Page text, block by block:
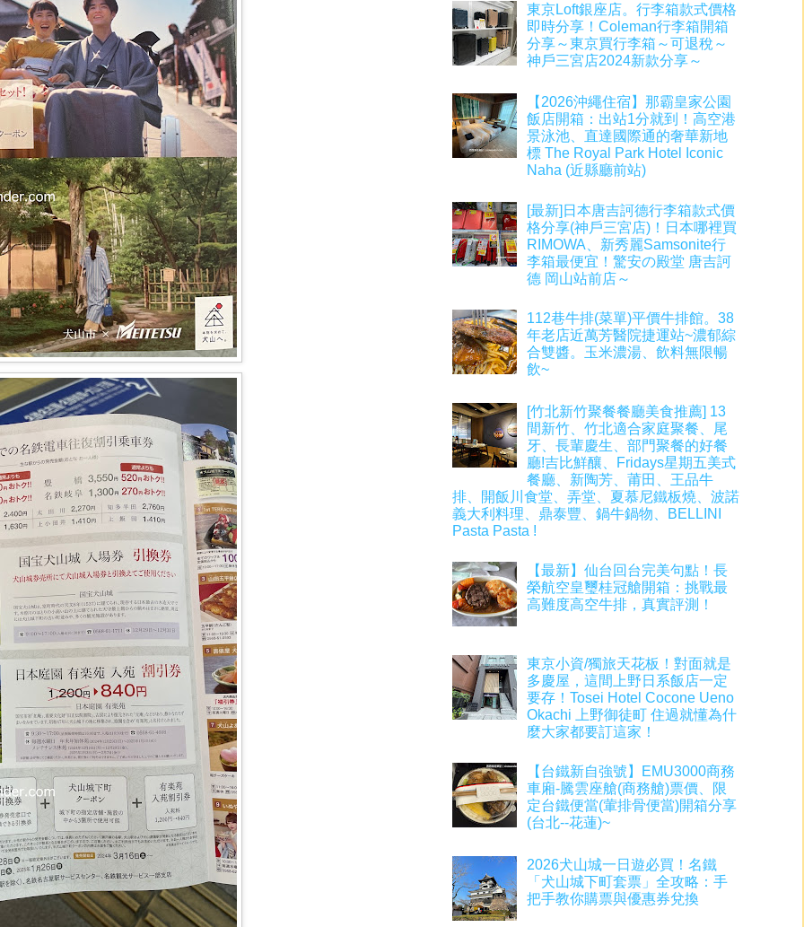
東京Loft銀座店。行李箱款式價格
即時分享！Coleman行李箱開箱
分享～東京買行李箱～可退稅～
神戶三宮店2024新款分享～
【2026沖繩住宿】那霸皇家公園
飯店開箱：出站1分就到！高空港
景泳池、直達國際通的奢華新地
標 The Royal Park Hotel Iconic
Naha (近縣廳前站)
[最新]日本唐吉訶德行李箱款式價
格分享(神戶三宮店)！日本哪裡買
RIMOWA、新秀麗Samsonite行
李箱最便宜！驚安の殿堂 唐吉訶
德 岡山站前店～
112巷牛排(菜單)平價牛排館。38
年老店近萬芳醫院捷運站~濃郁綜
合雙醬。玉米濃湯、飲料無限暢
飲~
[竹北新竹聚餐餐廳美食推薦] 13
間新竹、竹北適合家庭聚餐、尾
牙、長輩慶生、部門聚餐的好餐
廳!吉比鮮釀、Fridays星期五美式
餐廳、新陶芳、莆田、王品牛
排、開飯川食堂、弄堂、夏慕尼鐵板燒、波諾
義大利料理、鼎泰豐、鍋牛鍋物、BELLINI
Pasta Pasta !
【最新】仙台回台完美句點！長
榮航空皇璽桂冠艙開箱：挑戰最
高難度高空牛排，真實評測！
東京小資/獨旅天花板！對面就是
多慶屋，這間上野日系飯店一定
要存！Tosei Hotel Cocone Ueno
Okachi 上野御徒町 住過就懂為什
麼大家都要訂這家！
【台鐵新自強號】EMU3000商務
車廂-騰雲座艙(商務艙)票價、限
定台鐵便當(葷排骨便當)開箱分享
(台北--花蓮)~
2026犬山城一日遊必買！名鐵
「犬山城下町套票」全攻略：手
把手教你購票與優惠券兌換